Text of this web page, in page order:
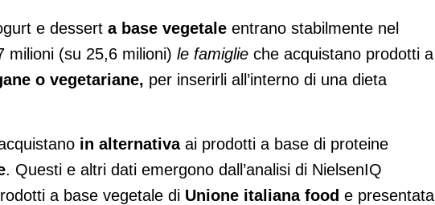
e dessert a base vegetale entrano stabilmente nel
milioni (su 25,6 milioni) le famiglie che acquistano prodotti a
o vegetariane, per inserirli all’interno di una dieta
in alternativaai prodotti a base di proteine
. Questi e altri dati emergono dall’analisi di NielsenIQ
a base vegetale di Unione italiana food e presentata